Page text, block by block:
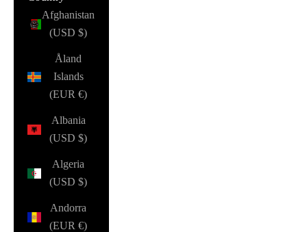
Afghanistan
(USD $)
Åland
Islands
(EUR €)
Albania
(USD $)
Algeria
(USD $)
Andorra
(EUR €)